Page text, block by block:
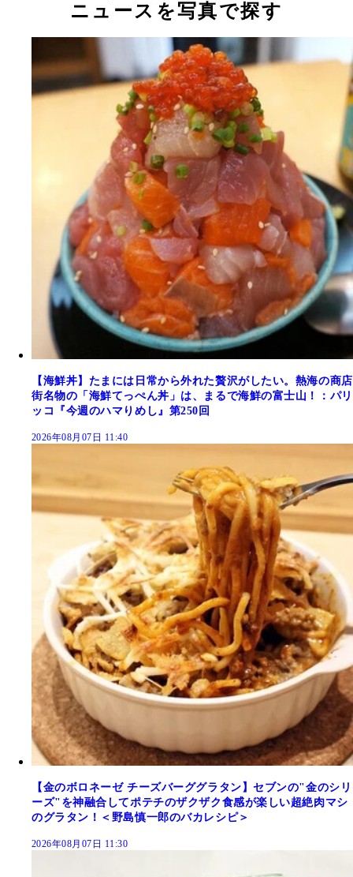
ニュースを写真で探す
【海鮮丼】たまには日常から外れた贅沢がしたい。熱海の商店
街名物の「海鮮てっぺん丼」は、まるで海鮮の富士山！：パリ
ッコ『今週のハマりめし』第250回
2026年08月07日 11:40
【金のボロネーゼ チーズバーググラタン】セブンの"金のシリ
ーズ"を神融合してポテチのザクザク食感が楽しい超絶肉マシ
のグラタン！＜野島慎一郎のバカレシピ＞
2026年08月07日 11:30